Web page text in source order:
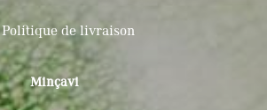
Politique de livraison
Minçavi